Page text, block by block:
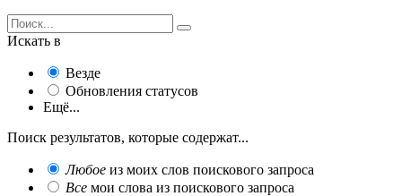
Искать в
Везде
Обновления статусов
Ещё...
Поиск результатов, которые содержат...
Любое из моих слов поискового запроса
Все мои слова из поискового запроса